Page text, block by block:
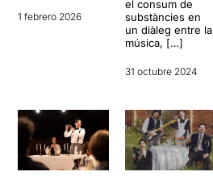
1 febrero 2026
el consum de
substàncies en
un diàleg entre la
música, […]
31 octubre 2024